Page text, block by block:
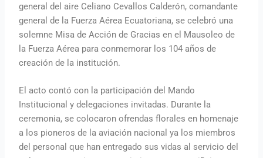
general del aire Celiano Cevallos Calderón, comandante
general de la Fuerza Aérea Ecuatoriana, se celebró una
solemne Misa de Acción de Gracias en el Mausoleo de
la Fuerza Aérea para conmemorar los 104 años de
creación de la institución.
El acto contó con la participación del Mando
Institucional y delegaciones invitadas. Durante la
ceremonia, se colocaron ofrendas florales en homenaje
a los pioneros de la aviación nacional ya los miembros
del personal que han entregado sus vidas al servicio del